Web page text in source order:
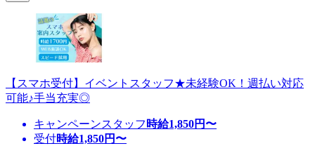
【スマホ受付】イベントスタッフ★未経験OK！週払い対応
可能♪手当充実◎
キャンペーンスタッフ 時給1,850円〜
受付時給1,850円〜